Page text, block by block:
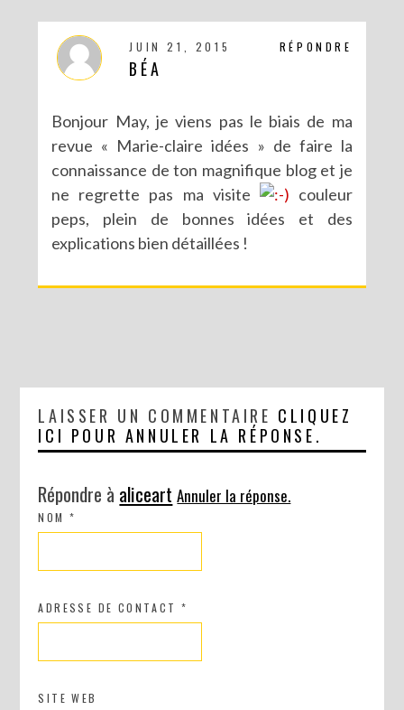
RÉPONDRE
JUIN 21, 2015
BÉA
Bonjour May, je viens pas le biais de ma
revue « Marie-claire idées » de faire la
connaissance de ton magnifique blog et je
ne regrette pas ma visite
couleur
peps, plein de bonnes idées et des
explications bien détaillées !
LAISSER UN COMMENTAIRE CLIQUEZ
ICI POUR ANNULER LA RÉPONSE.
Répondre à aliceart Annuler la réponse.
NOM*
ADRESSE DE CONTACT*
SITE WEB